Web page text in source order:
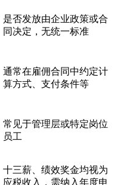
是否发放由企业政策或合
同决定，无统一标准
通常在雇佣合同中约定计
算方式、支付条件等
常见于管理层或特定岗位
员工
十三薪、绩效奖金均视为
应税收入，需纳入年度申